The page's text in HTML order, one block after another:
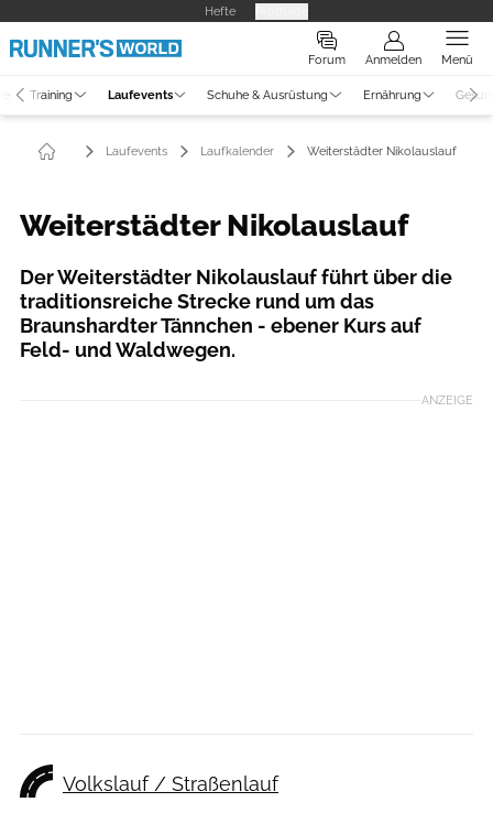
Hefte
Forum Anmelden Menü
Training Laufevents Schuhe & Ausrüstung Ernährung
Laufevents Laufkalender Weiterstädter Nikolauslauf
Weiterstädter Nikolauslauf
Der Weiterstädter Nikolauslauf führt über die
traditionsreiche Strecke rund um das
Braunshardter Tännchen - ebener Kurs auf
Feld- und Waldwegen.
ANZEIGE
Volkslauf / Straßenlauf